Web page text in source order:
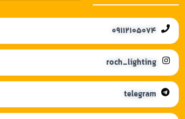
09112105074
roch_lighting
telegram